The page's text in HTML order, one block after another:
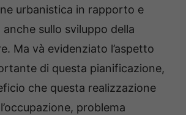
urbanistica in rapporto e
sullo sviluppo della
Ma và evidenziato l’aspetto
di questa pianificazione,
che questa realizzazione
problema